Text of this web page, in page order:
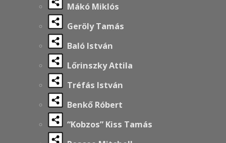
Mákó Miklós
Geröly Tamás
Baló István
Lőrinszky Attila
Tréfás István
Benkő Róbert
“Kobzos” Kiss Tamás